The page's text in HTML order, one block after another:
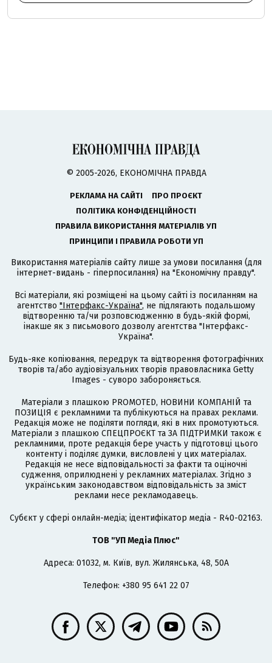
© 2005-2026, ЕКОНОМІЧНА ПРАВДА
РЕКЛАМА НА САЙТІ
ПРО ПРОЄКТ
ПОЛІТИКА КОНФІДЕНЦІЙНОСТІ
ПРАВИЛА ВИКОРИСТАННЯ МАТЕРІАЛІВ УП
ПРИНЦИПИ І ПРАВИЛА РОБОТИ УП
Використання матеріалів сайту лише за умови посилання (для
інтернет-видань - гіперпосилання) на "Економічну правду".
Всі матеріали, які розміщені на цьому сайті із посиланням на
агентство "Інтерфакс-Україна", не підлягають подальшому
відтворенню та/чи розповсюдженню в будь-якій формі,
інакше як з письмового дозволу агентства "Інтерфакс-
Україна".
Будь-яке копіювання, передрук та відтворення фотографічних
творів та/або аудіовізуальних творів правовласника Getty
Images - суворо забороняється.
Матеріали з плашкою PROMOTED, НОВИНИ КОМПАНІЙ та
ПОЗИЦІЯ є рекламними та публікуються на правах реклами.
Редакція може не поділяти погляди, які в них промотуються.
Матеріали з плашкою СПЕЦПРОЄКТ та ЗА ПІДТРИМКИ також є
рекламними, проте редакція бере участь у підготовці цього
контенту і поділяє думки, висловлені у цих матеріалах.
Редакція не несе відповідальності за факти та оціночні
судження, оприлюднені у рекламних матеріалах. Згідно з
українським законодавством відповідальність за зміст
реклами несе рекламодавець.
Cубєкт у сфері онлайн-медіа; ідентифікатор медіа - R40-02163.
ТОВ "УП Медіа Плюс"
Адреса: 01032, м. Київ, вул. Жилянська, 48, 50А
Телефон: +380 95 641 22 07